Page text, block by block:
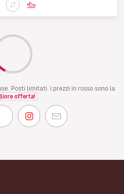
Posti limitati. I prezzi in rosso sono la
offerta!